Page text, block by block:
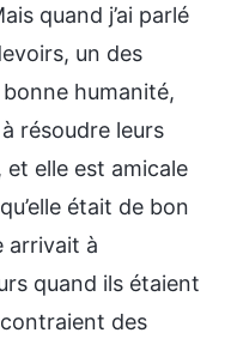
quand j’ai parlé
un des
bonne humanité,
résoudre leurs
elle est amicale
était de bon
arrivait à
quand ils étaient
des